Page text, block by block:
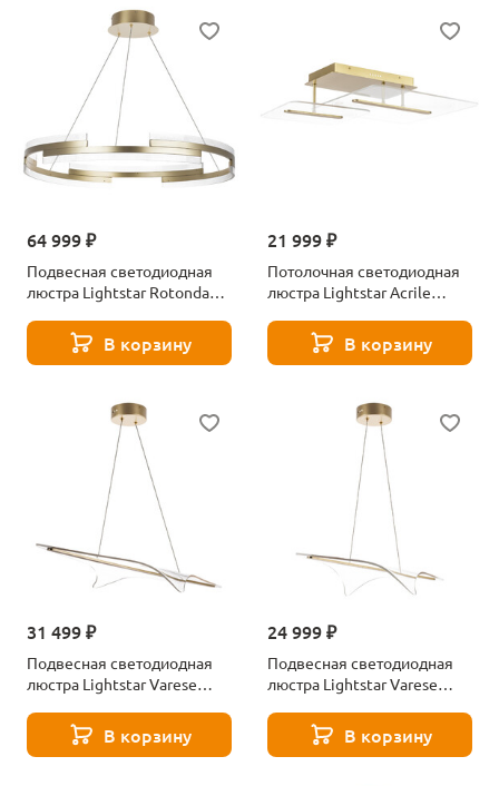
64 999 ₽
Подвесная светодиодная
люстра Lightstar Rotonda
В корзину
21 999 ₽
Потолочная светодиодная
люстра Lightstar Acrile
В корзину
31 499 ₽
Подвесная светодиодная
люстра Lightstar Varese
В корзину
24 999 ₽
Подвесная светодиодная
люстра Lightstar Varese
В корзину